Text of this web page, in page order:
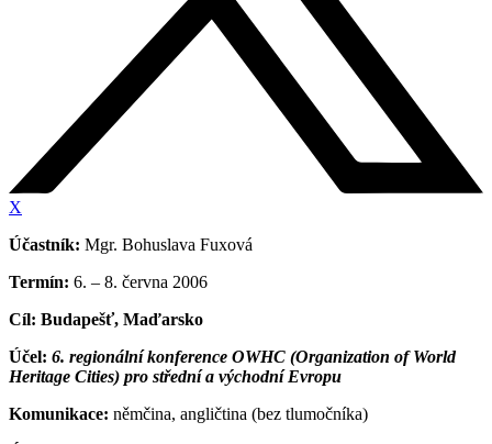
X
Účastník: Mgr. Bohuslava Fuxová
Termín: 6. – 8. června 2006
Cíl: Budapešť, Maďarsko
Účel: 6. regionální konference OWHC (Organization of World
Heritage Cities) pro střední a východní Evropu
Komunikace: němčina, angličtina (bez tlumočníka)